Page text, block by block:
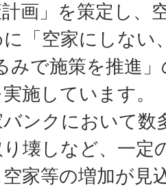
画」を策定し、
「空家にしない
みで施策を推進
施しています。
ンクにおいて数
壊しなど、一定
家等の増加が見